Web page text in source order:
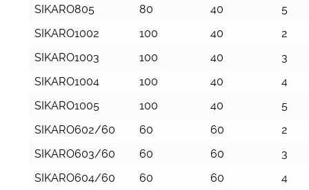
SIKARO805
80 40
5
SIKARO1002
100 40
2
SIKARO1003
100 40
3
SIKARO1004
100 40
4
SIKARO1005
100 40
5
SIKARO602/60
60 60
2
SIKARO603/60
60 60
3
SIKARO604/60
60 60
4